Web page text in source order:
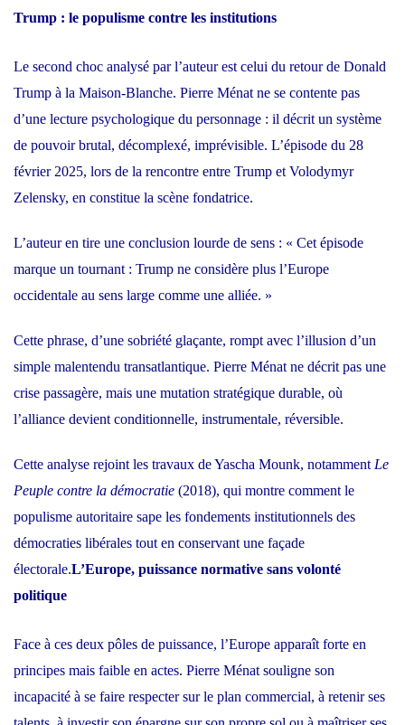
Trump : le populisme contre les institutions
Le second choc analysé par l’auteur est celui du retour de Donald
Trump à la Maison-Blanche. Pierre Ménat ne se contente pas
d’une lecture psychologique du personnage : il décrit un système
de pouvoir brutal, décomplexé, imprévisible. L’épisode du 28
février 2025, lors de la rencontre entre Trump et Volodymyr
Zelensky, en constitue la scène fondatrice.
L’auteur en tire une conclusion lourde de sens : « Cet épisode
marque un tournant : Trump ne considère plus l’Europe
occidentale au sens large comme une alliée. »
Cette phrase, d’une sobriété glaçante, rompt avec l’illusion d’un
simple malentendu transatlantique. Pierre Ménat ne décrit pas une
crise passagère, mais une mutation stratégique durable, où
l’alliance devient conditionnelle, instrumentale, réversible.
Cette analyse rejoint les travaux de Yascha Mounk, notamment Le
Peuple contre la démocratie (2018), qui montre comment le
populisme autoritaire sape les fondements institutionnels des
démocraties libérales tout en conservant une façade
électorale.L’Europe, puissance normative sans volonté
politique
Face à ces deux pôles de puissance, l’Europe apparaît forte en
principes mais faible en actes. Pierre Ménat souligne son
incapacité à se faire respecter sur le plan commercial, à retenir ses